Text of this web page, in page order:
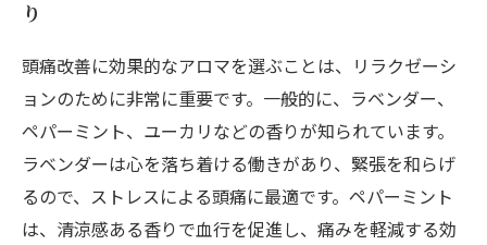
り
頭痛改善に効果的なアロマを選ぶことは、リラクゼーシ
ョンのために非常に重要です。一般的に、ラベンダー、
ペパーミント、ユーカリなどの香りが知られています。
ラベンダーは心を落ち着ける働きがあり、緊張を和らげ
るので、ストレスによる頭痛に最適です。ペパーミント
は、清涼感ある香りで血行を促進し、痛みを軽減する効